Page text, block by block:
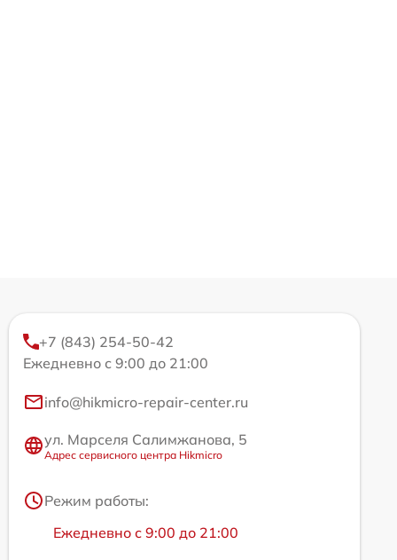
+7 (843) 254-50-42
Ежедневно с 9:00 до 21:00
info@hikmicro-repair-center.ru
ул. Марселя Салимжанова, 5
Адрес сервисного центра Hikmicro
Режим работы:
Ежедневно с 9:00 до 21:00